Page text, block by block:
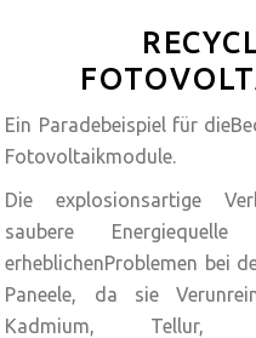
Ein Paradebeispiel für
Fotovoltaikmodule.
Die explosionsartige
saubere
erheblichenProblemen bei
Paneele, da sie
Kadmium, Tellur,